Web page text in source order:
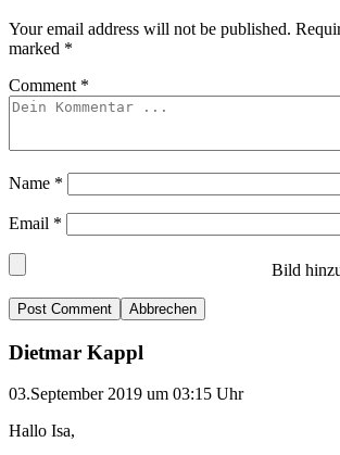
Your email address will not be published.
marked *
Comment *
Name *
Email *
Bild
Abbrechen
Dietmar Kappl
03.September 2019 um 03:15 Uhr
Hallo Isa,